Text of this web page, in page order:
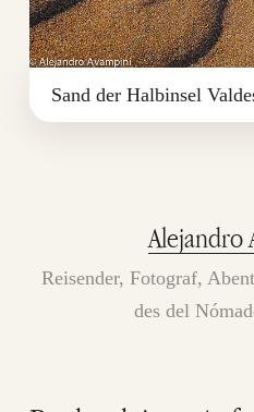
Sand der Halbinsel
Alejandro
Reisender, Fotograf,
des del